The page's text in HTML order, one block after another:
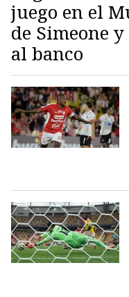
juego en el
de Simeone
al banco